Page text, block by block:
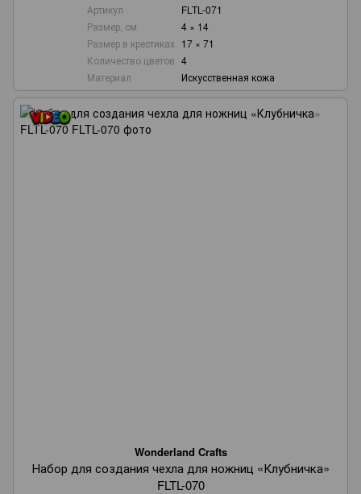
Артикул
FLTL-071
Размер, см
4 × 14
Размер в крестиках 17 × 71
Количество цветов 4
Материал
Искусственная кожа
Wonderland Crafts
Набор для создания чехла для ножниц «Клубничка»
FLTL-070